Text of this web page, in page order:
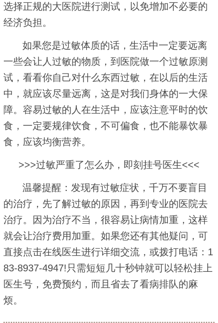
选择正规的大医院进行测试，以免增加不必要的
经济负担。
如果您是过敏体质的话，生活中一定要远离
一些会让人过敏的物质，到医院做一个过敏原测
试，看看你自己对什么东西过敏，在以后的生活
中，就应该尽量远离，这是对我们身体的一大保
障。容易过敏的人在生活中，应该注意平时的饮
食，一定要规律饮食，不可偏食，也不能暴饮暴
食，应该均衡营养。
>>>过敏严重了怎么办，即刻挂号医生<<<
温馨提醒：发现有过敏症状，千万不要盲目
的治疗，先了解过敏的原因，再到专业的医院去
治疗。因为治疗不当，很容易让病情加重，这样
就会让治疗费用加重。如果您还有其他疑问，可
直接点击在线医生进行详细交流，或拨打电话：1
83-8937-4947!只需短短几十秒钟就可以轻松挂上
医生号，免费预约，而且省去了看病排队的麻
烦。